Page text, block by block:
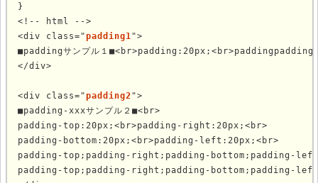
}
<!-- html -->
<div class="padding1 ">
■paddingサンプル１
</div>
<div class="padding2 ">
■padding-xxxサンプル２■<br>
padding-top:20px;<br>padding-right:20px;<br>
padding-bottom:20px;<br>padding-left:20px;<br>
padding-top;padding-right;padding-
padding-top;padding-right;padding-bottom;padding-